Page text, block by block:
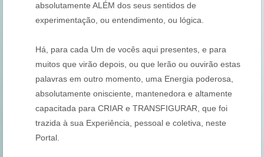
absolutamente ALÉM dos seus sentidos de
experimentação, ou entendimento, ou lógica.
Há, para cada Um de vocês aqui presentes, e para
muitos que virão depois, ou que lerão ou ouvirão estas
palavras em outro momento, uma Energia poderosa,
absolutamente onisciente, mantenedora e altamente
capacitada para CRIAR e TRANSFIGURAR, que foi
trazida à sua Experiência, pessoal e coletiva, neste
Portal.